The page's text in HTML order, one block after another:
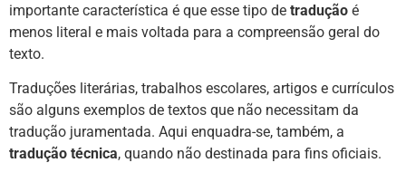
importante característica é que esse tipo de tradução é
menos literal e mais voltada para a compreensão geral do
texto.
Traduções literárias, trabalhos escolares, artigos e currículos
são alguns exemplos de textos que não necessitam da
tradução juramentada. Aqui enquadra-se, também, a
tradução técnica, quando não destinada para fins oficiais.